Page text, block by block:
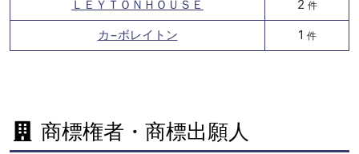
ＬＥＹＴＯＮＨＯＵＳＥ 2 件
カ−ボレイトン 1 件
商標権者・商標出願人